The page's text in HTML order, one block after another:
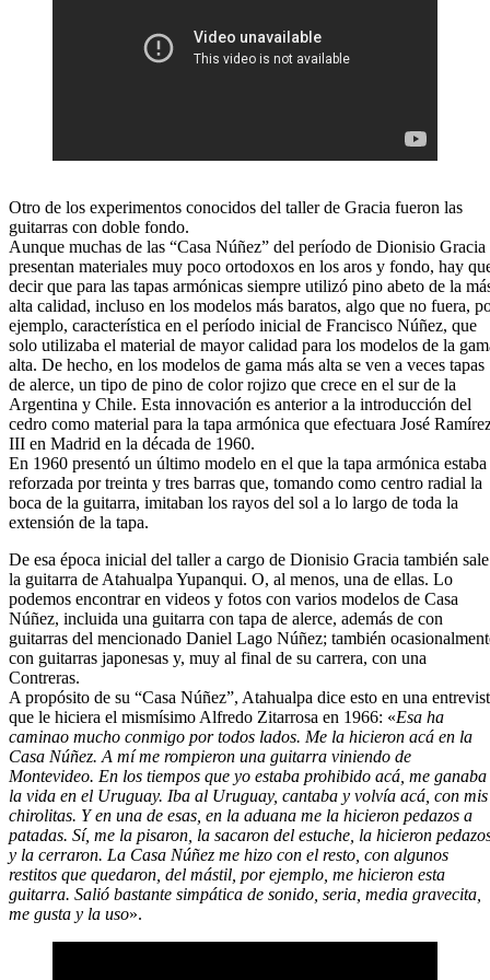
Otro de los experimentos conocidos del taller de Gracia fueron las
guitarras con doble fondo.
Aunque muchas de las “Casa Núñez” del período de Dionisio Gracia
presentan materiales muy poco ortodoxos en los aros y fondo, hay
decir que para las tapas armónicas siempre utilizó pino abeto de la
alta calidad, incluso en los modelos más baratos, algo que no fuera,
ejemplo, característica en el período inicial de Francisco Núñez, que
solo utilizaba el material de mayor calidad para los modelos de la
alta. De hecho, en los modelos de gama más alta se ven a veces tapas
de alerce, un tipo de pino de color rojizo que crece en el sur de la
Argentina y Chile. Esta innovación es anterior a la introducción del
cedro como material para la tapa armónica que efectuara José
III en Madrid en la década de 1960.
En 1960 presentó un último modelo en el que la tapa armónica estaba
reforzada por treinta y tres barras que, tomando como centro radial la
boca de la guitarra, imitaban los rayos del sol a lo largo de toda la
extensión de la tapa.
De esa época inicial del taller a cargo de Dionisio Gracia también sale
la guitarra de Atahualpa Yupanqui. O, al menos, una de ellas. Lo
podemos encontrar en videos y fotos con varios modelos de Casa
Núñez, incluida una guitarra con tapa de alerce, además de con
guitarras del mencionado Daniel Lago Núñez; también
con guitarras japonesas y, muy al final de su carrera, con una
Contreras.
A propósito de su “Casa Núñez”, Atahualpa dice esto en una
que le hiciera el mismísimo Alfredo Zitarrosa en 1966: «Esa ha
caminao mucho conmigo por todos lados. Me la hicieron acá en la
Casa Núñez. A mí me rompieron una guitarra viniendo de
Montevideo. En los tiempos que yo estaba prohibido acá, me ganaba
la vida en el Uruguay. Iba al Uruguay, cantaba y volvía acá, con mis
chirolitas. Y en una de esas, en la aduana me la hicieron pedazos a
patadas. Sí, me la pisaron, la sacaron del estuche, la hicieron
y la cerraron. La Casa Núñez me hizo con el resto, con algunos
restitos que quedaron, del mástil, por ejemplo, me hicieron esta
guitarra. Salió bastante simpática de sonido, seria, media gravecita,
me gusta y la uso».